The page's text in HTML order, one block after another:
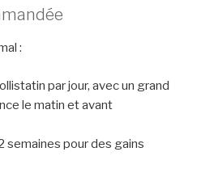
:
par jour, avec un grand
le matin et avant
semaines pour des gains